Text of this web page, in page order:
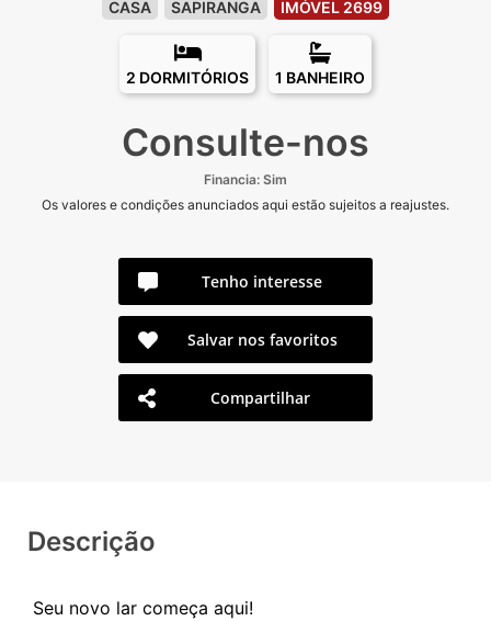
CASA SAPIRANGA IMÓVEL 2699
2 DORMITÓRIOS 1 BANHEIRO
Consulte-nos
Financia: Sim
Os valores e condições anunciados aqui estão sujeitos a reajustes.
Tenho interesse
Salvar nos favoritos
Compartilhar
Descrição
Seu novo lar começa aqui!